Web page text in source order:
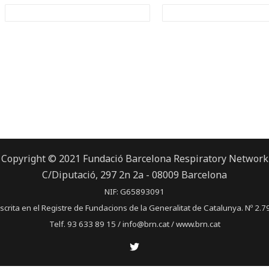
Copyright © 2021 Fundació Barcelona Respiratory Network
C/Diputació, 297 2n 2a - 08009 Barcelona
NIF: G65893091
en el Registre de Fundacions de la Generalitat de Catalunya. Nº
Telf. 93 633 89 15 / info@brn.cat / www.brn.cat